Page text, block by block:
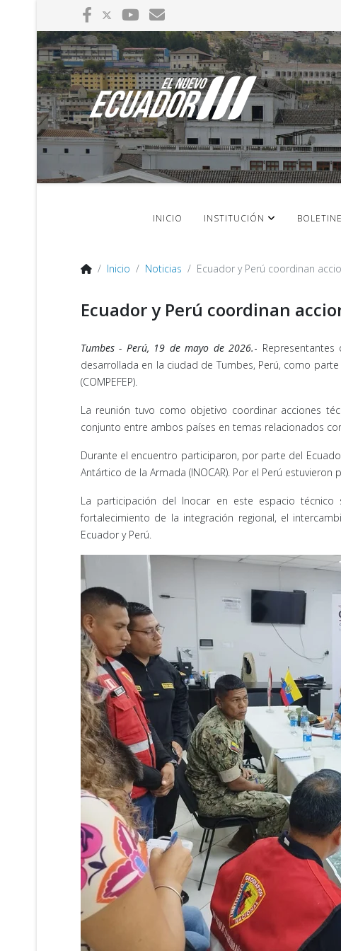
INICIO INSTITUCIÓN
Inicio Noticias Ecuador y Perú coordinan
Ecuador y Perú coordinan
Tumbes - Perú, 19 de mayo de 2026.-
desarrollada en la ciudad de Tumbes, Perú, como
(COMPEFEP).
La reunión tuvo como objetivo coordinar acciones
conjunto entre ambos países en temas relacionados
Durante el encuentro participaron, por parte del
Antártico de la Armada (INOCAR). Por el Perú
La participación del Inocar en este espacio
fortalecimiento de la integración regional, el
Ecuador y Perú.